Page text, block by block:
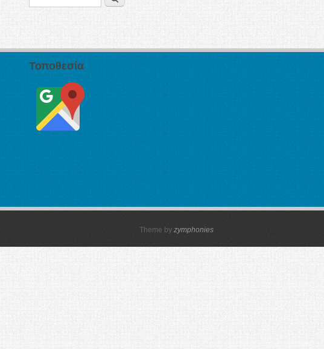
Τοποθεσία
Theme by zymphonies